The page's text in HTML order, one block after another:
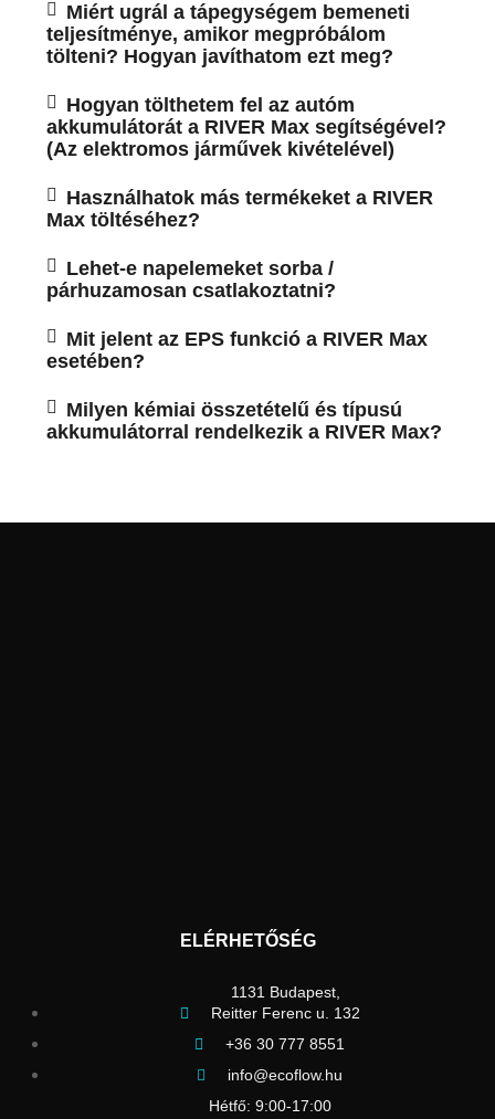
Miért ugrál a tápegységem bemeneti
teljesítménye, amikor megpróbálom
tölteni? Hogyan javíthatom ezt meg?
Hogyan tölthetem fel az autóm
akkumulátorát a RIVER Max segítségével?
(Az elektromos járművek kivételével)
Használhatok más termékeket a RIVER
Max töltéséhez?
Lehet-e napelemeket sorba /
párhuzamosan csatlakoztatni?
Mit jelent az EPS funkció a RIVER Max
esetében?
Milyen kémiai összetételű és típusú
akkumulátorral rendelkezik a RIVER Max?
ELÉRHETŐSÉG
1131 Budapest,
Reitter Ferenc u. 132
+36 30 777 8551
info@ecoflow.hu
Hétfő: 9:00-17:00